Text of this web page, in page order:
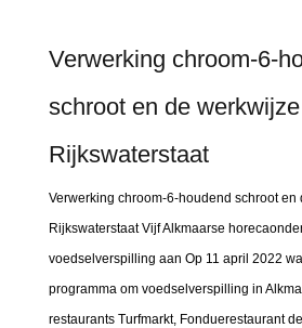
Verwerking chroom-6-
schroot en de
Rijkswaterstaat
Verwerking chroom-6-houdend schroot en
Rijkswaterstaat Vijf Alkmaarse
voedselverspilling aan Op 11 april 2022
programma om voedselverspilling in
restaurants Turfmarkt, Fonduerestaurant